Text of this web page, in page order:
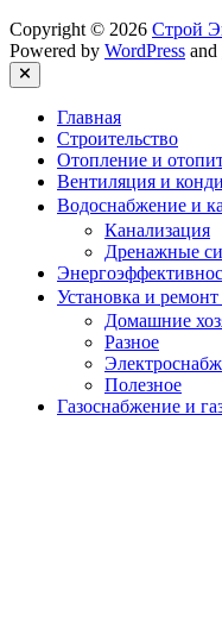
Copyright © 2026 Строй
Powered by WordPress and
Close
Главная
Строительство
Отопление и
Вентиляция и
Водоснабжение и
Канализация
Дренажные
Установка и
Домашние
Разное
Полезное
Газоснабжение и